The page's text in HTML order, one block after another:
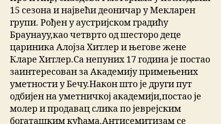
15 сезона и највећи деоничар у Мекларен
групи. Рођен у аустријском градићу
Браунауу,као четврто од шесторо деце
цариника Алојза Хитлер и његове жене
Кларе Хитлер.Са непуних 17 година је постао
заинтересован за Академију примењених
уметности у Бечу.Након што је други пут
одбијен на уметничкој академији,постао је
молер и продавац слика по јеврејским
богаташким кућама.Антисемитизам се